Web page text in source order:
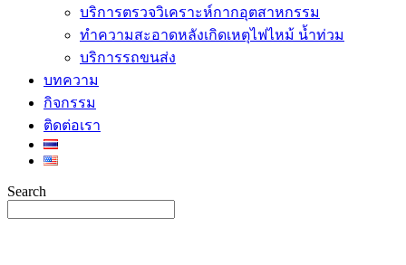
บริการตรวจวิเคราะห์กากอุตสาหกรรม
ทำความสะอาดหลังเกิดเหตุไฟไหม้ น้ำท่วม
บริการรถขนส่ง
บทความ
กิจกรรม
ติดต่อเรา
Search